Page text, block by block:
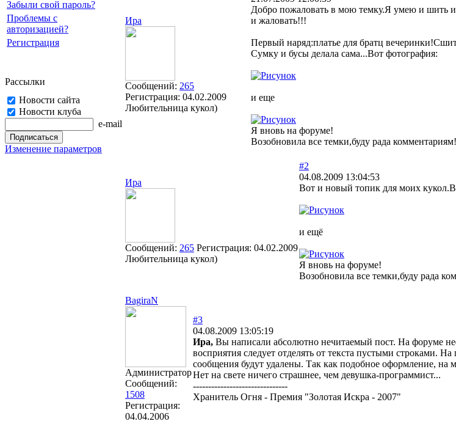
Забыли свой пароль?
Проблемы с
авторизацией?
Регистрация
Рассылки
Новости сайта
Новости клуба
e-mail
Изменение параметров
Ира
Сообщений: 265
Регистрация: 04.02.2009
Любительница кукол)
Добро пожаловать в мою темку.Я умею и шить
и жаловать!!!
Первый наряд:платье для братц
Сумку и бусы делала сама...Вот фотография:
и еще
Я вновь на форуме!
Возобновила все темки,буду рада
Ира
Сообщений: 265 Регистрация: 04.02.2009
Любительница кукол)
#2
04.08.2009 13:04:53
Вот и новый топик для моих
и ещё
Я вновь на форуме!
Возобновила все темки,буду рада
BagiraN
Администратор
Сообщений:
1508
Регистрация:
04.04.2006
#3
04.08.2009 13:05:19
Ира, Вы написали абсолютно нечитаемый пост. На форуме
восприятия следует отделять от текста пустыми строками.
сообщения будут удалены. Так как подобное оформление, на
Нет на свете ничего страшнее, чем девушка-программист...
-------------------------------
Хранитель Огня - Премия "Золотая Искра - 2007"